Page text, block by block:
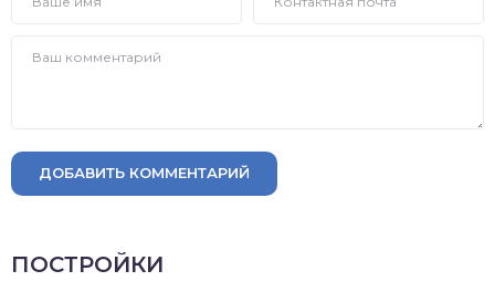
ДОБАВИТЬ КОММЕНТАРИЙ
ПОСТРОЙКИ